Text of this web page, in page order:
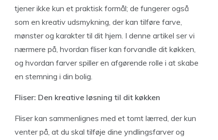
tjener ikke kun et praktisk formål; de fungerer også
som en kreativ udsmykning, der kan tilføre farve,
mønster og karakter til dit hjem. I denne artikel ser vi
nærmere på, hvordan fliser kan forvandle dit køkken,
og hvordan farver spiller en afgørende rolle i at skabe
en stemning i din bolig.
Fliser: Den kreative løsning til dit køkken
Fliser kan sammenlignes med et tomt lærred, der kun
venter på, at du skal tilføje dine yndlingsfarver og